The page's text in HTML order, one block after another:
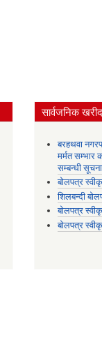
सार्वजनिक
बरहथवा
मर्मत सम्भार
सम्बन्धी
बोलपत्र
शिलबन्दी
बोलपत्र
बोलपत्र